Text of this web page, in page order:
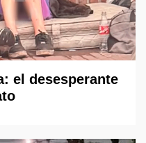
el desesperante